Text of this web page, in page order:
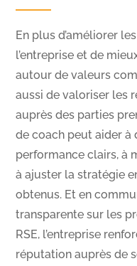
En plus d’améliorer
l’entreprise et de
autour de valeurs
aussi de valoriser les
auprès des parties
de coach peut aider à
performance clairs, à
à ajuster la stratégie
obtenus. Et en
transparente sur les
RSE, l’entreprise
réputation auprès de